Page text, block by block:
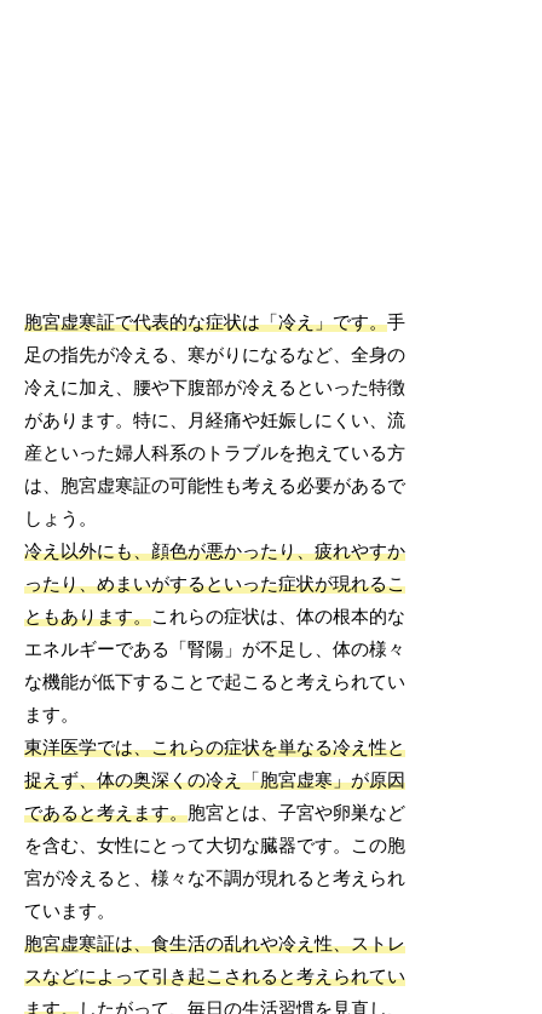
胞宮虚寒証で代表的な症状は「冷え」です。手
足の指先が冷える、寒がりになるなど、全身の
冷えに加え、腰や下腹部が冷えるといった特徴
があります。特に、月経痛や妊娠しにくい、流
産といった婦人科系のトラブルを抱えている方
は、胞宮虚寒証の可能性も考える必要があるで
しょう。
冷え以外にも、顔色が悪かったり、疲れやすか
ったり、めまいがするといった症状が現れるこ
ともあります。これらの症状は、体の根本的な
エネルギーである「腎陽」が不足し、体の様々
な機能が低下することで起こると考えられてい
ます。
東洋医学では、これらの症状を単なる冷え性と
捉えず、体の奥深くの冷え「胞宮虚寒」が原因
であると考えます。胞宮とは、子宮や卵巣など
を含む、女性にとって大切な臓器です。この胞
宮が冷えると、様々な不調が現れると考えられ
ています。
胞宮虚寒証は、食生活の乱れや冷え性、ストレ
スなどによって引き起こされると考えられてい
ます。したがって、毎日の生活習慣を見直し、